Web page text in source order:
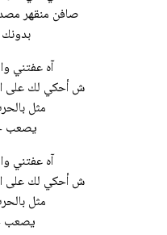
صافن منقهر
آه عفتني
ش أحكي لك على
مثل
يصعب
آه عفتني
ش أحكي لك على
مثل
يصعب